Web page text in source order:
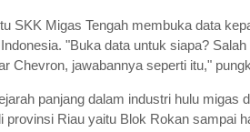
SKK Migas Tengah membuka data
"Buka data untuk siapa?
Chevron, jawabannya seperti itu,"
panjang dalam industri hulu migas
provinsi Riau yaitu Blok Rokan sampai